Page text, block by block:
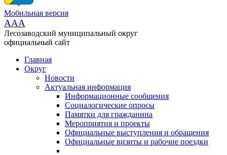
Мобильная версия
AAA
Лесозаводский муниципальный округ
официальный сайт
Главная
Округ
Новости
Актуальная информация
Информационные сообщения
Социалогические опросы
Памятки для гражданина
Мероприятия и проекты
Официальные выступления и обращения
Официальные визиты и рабочие поездки